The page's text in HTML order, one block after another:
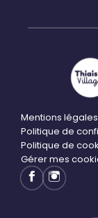
Mentions légales
Politique de
Politique de
Gérer mes